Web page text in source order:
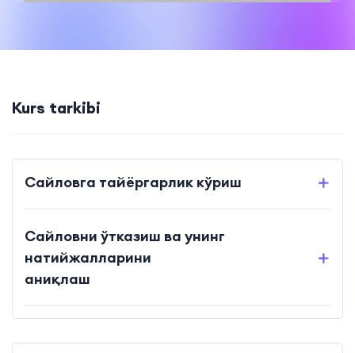
Kurs tarkibi
Сайловга тайёргарлик кўриш
Сайловни ўтказиш ва унинг
натийжалларини
аниқлаш